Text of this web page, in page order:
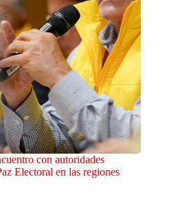
con autoridades
Electoral en las regiones